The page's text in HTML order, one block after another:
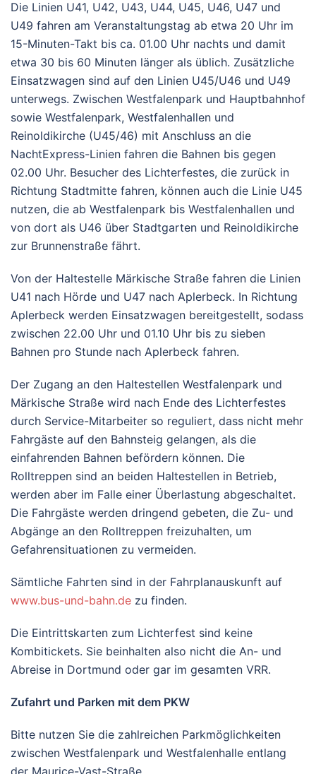
Die Linien U41, U42, U43, U44, U45, U46, U47 und
U49 fahren am Veranstaltungstag ab etwa 20 Uhr im
15-Minuten-Takt bis ca. 01.00 Uhr nachts und damit
etwa 30 bis 60 Minuten länger als üblich. Zusätzliche
Einsatzwagen sind auf den Linien U45/U46 und U49
unterwegs. Zwischen Westfalenpark und Hauptbahnhof
sowie Westfalenpark, Westfalenhallen und
Reinoldikirche (U45/46) mit Anschluss an die
NachtExpress-Linien fahren die Bahnen bis gegen
02.00 Uhr. Besucher des Lichterfestes, die zurück in
Richtung Stadtmitte fahren, können auch die Linie U45
nutzen, die ab Westfalenpark bis Westfalenhallen und
von dort als U46 über Stadtgarten und Reinoldikirche
zur Brunnenstraße fährt.
Von der Haltestelle Märkische Straße fahren die Linien
U41 nach Hörde und U47 nach Aplerbeck. In Richtung
Aplerbeck werden Einsatzwagen bereitgestellt, sodass
zwischen 22.00 Uhr und 01.10 Uhr bis zu sieben
Bahnen pro Stunde nach Aplerbeck fahren.
Der Zugang an den Haltestellen Westfalenpark und
Märkische Straße wird nach Ende des Lichterfestes
durch Service-Mitarbeiter so reguliert, dass nicht mehr
Fahrgäste auf den Bahnsteig gelangen, als die
einfahrenden Bahnen befördern können. Die
Rolltreppen sind an beiden Haltestellen in Betrieb,
werden aber im Falle einer Überlastung abgeschaltet.
Die Fahrgäste werden dringend gebeten, die Zu- und
Abgänge an den Rolltreppen freizuhalten, um
Gefahrensituationen zu vermeiden.
Sämtliche Fahrten sind in der Fahrplanauskunft auf
www.bus-und-bahn.de zu finden.
Die Eintrittskarten zum Lichterfest sind keine
Kombitickets. Sie beinhalten also nicht die An- und
Abreise in Dortmund oder gar im gesamten VRR.
Zufahrt und Parken mit dem PKW
Bitte nutzen Sie die zahlreichen Parkmöglichkeiten
zwischen Westfalenpark und Westfalenhalle entlang
der Maurice-Vast-Straße.